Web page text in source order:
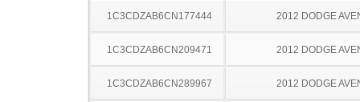
1C3CDZAB6CN177444 2012 DODGE
1C3CDZAB6CN209471 2012 DODGE
1C3CDZAB6CN289967 2012 DODGE